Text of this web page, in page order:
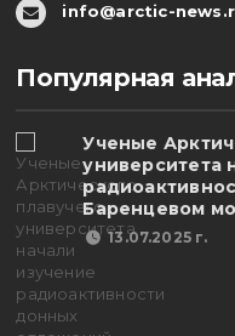
info@arctic-
Популярная
Ученые
университета
Баренцевом
13.07.2025 г.